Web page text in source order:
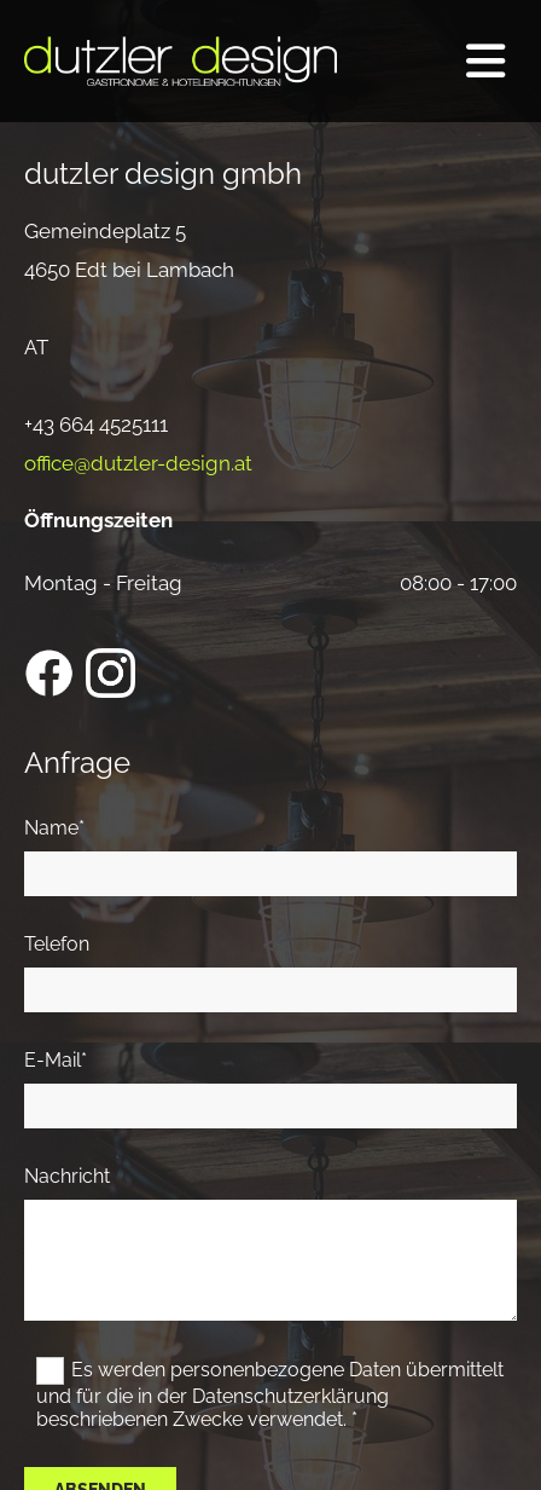
dutzler design gmbh
Gemeindeplatz 5
4650 Edt bei Lambach
AT
+43 664 4525111
office@dutzler-design.at
Öffnungszeiten
Montag - Freitag 08:00 - 17:00
Anfrage
Name*
Telefon
E-Mail*
Nachricht
Es werden personenbezogene Daten übermittelt
und für die in der Datenschutzerklärung
beschriebenen Zwecke verwendet. *